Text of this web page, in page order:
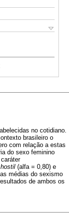
no cotidiano.
brasileiro o
com relação a estas
do sexo feminino
hostil (alfa = 0,80) e
médias do sexismo
de ambos os